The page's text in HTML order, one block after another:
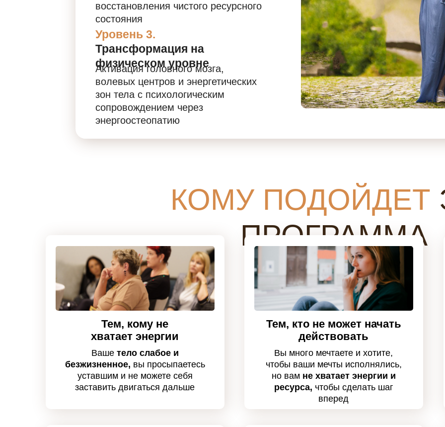
восстановления чистого ресурсного
состояния
Уровень 3.
Трансформация на
физическом уровне
Активация головного мозга,
волевых центров и энергетических
зон тела с психологическим
сопровождением через
энергоостеопатию
КОМУ ПОДОЙДЕТ
ПРОГРАММА
Тем, кому не
хватает энергии
Тем, кто не может начать
действовать
Ваше тело слабое и
безжизненное, вы просыпаетесь
уставшим и не можете себя
заставить двигаться дальше
Вы много мечтаете и хотите,
чтобы ваши мечты исполнялись,
но вам не хватает энергии и
ресурса, чтобы сделать шаг
вперед